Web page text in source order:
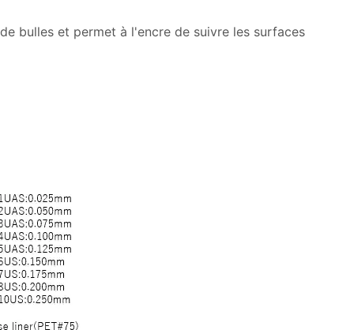
bulles et permet à l'encre de suivre les surfaces